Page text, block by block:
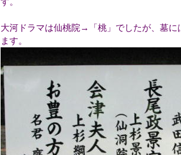
大河ドラマは仙桃院→「桃」でしたが、墓
ます。